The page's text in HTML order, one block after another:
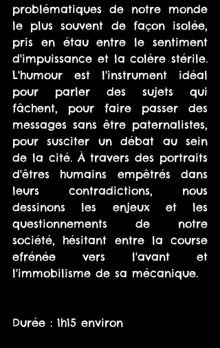
problématiques de notre monde
le plus souvent de façon isolée,
pris en étau entre le sentiment
d'impuissance et la colère stérile.
L'humour est l'instrument idéal
pour parler des sujets qui
fâchent, pour faire passer des
messages sans être paternalistes,
pour susciter un débat au sein
de la cité. À travers des portraits
d'êtres humains empêtrés dans
leurs contradictions, nous
dessinons les enjeux et les
questionnements de notre
société, hésitant entre la course
efrénée vers l'avant et
l'immobilisme de sa mécanique.
Durée : 1h15 environ